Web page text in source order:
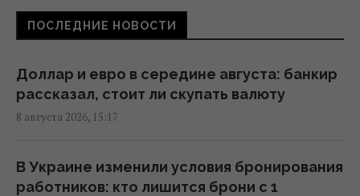
боевой вертолет: что известно
12:17 суббота, 08 августа 2026
нероссийские танкеры с нефтью в Черном
море, - Bloomberg
ПОСЛЕДНИЕ НОВОСТИ
Доллар и евро в середине августа: банкир
рассказал, стоит ли скупать валюту
8 августа 2026, 15:17
В Украине изменили условия бронирования
работников: кто лишится брони с 1